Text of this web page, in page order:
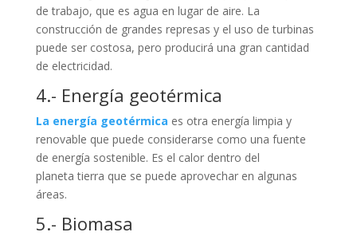
de trabajo, que es agua en lugar de aire. La
construcción de grandes represas y el uso de turbinas
puede ser costosa, pero producirá una gran cantidad
de electricidad.
4.- Energía geotérmica
La energía geotérmica es otra energía limpia y
renovable que puede considerarse como una fuente
de energía sostenible. Es el calor dentro del
planeta tierra que se puede aprovechar en algunas
áreas.
5.- Biomasa